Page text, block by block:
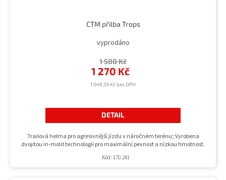
CTM přilba Trops
vyprodáno
1 049,59 Kč bez DPH
1 270 Kč
1 580 Kč
DETAIL
Trailová helma pro agresivnější jízdu v náročném terénu; Vyrobena
dvojitou in-mold technologií pro maximální pevnost a nízkou hmotnost.
Kód: 170.241